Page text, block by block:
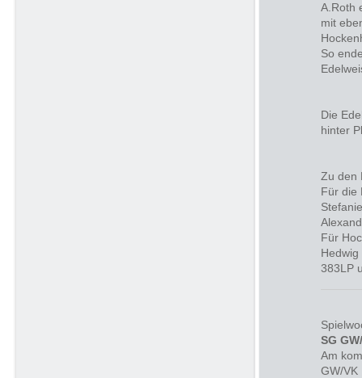
A.Roth
mit
So
Die
hinter
Zu den
Für die
Für
383LP
SG
Am
GW/VK